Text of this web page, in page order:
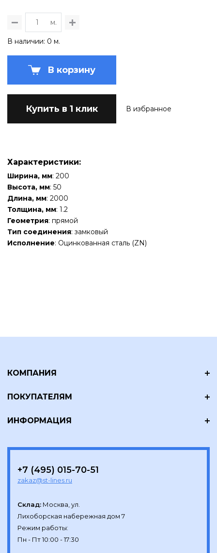
м.
В наличии: 0 м.
В корзину
Купить в 1 клик В избранное
Характеристики:
Ширина, мм: 200
Высота, мм: 50
Длина, мм: 2000
Толщина, мм: 1.2
Геометрия: прямой
Тип соединения: замковый
Исполнение: Оцинкованная сталь (ZN)
КОМПАНИЯ
ПОКУПАТЕЛЯМ
ИНФОРМАЦИЯ
+7 (495) 015-70-51
zakaz@st-lines.ru
Склад: Москва, ул.
Лихоборская набережная дом 7
Режим работы: